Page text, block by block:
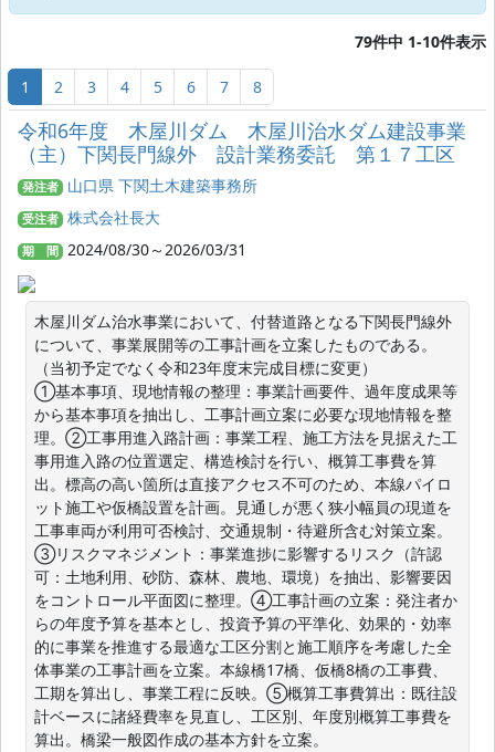
79件中 1-10件表示
1 2 3 4 5 6 7 8
令和6年度 木屋川ダム 木屋川治水ダム建設事業
（主）下関長門線外 設計業務委託 第１７工区
発注者 山口県 下関土木建築事務所
受注者 株式会社長大
期 間 2024/08/30～2026/03/31
木屋川ダム治水事業において、付替道路となる下関長門線外
について、事業展開等の工事計画を立案したものである。
（当初予定でなく令和23年度末完成目標に変更）
①基本事項、現地情報の整理：事業計画要件、過年度成果等
から基本事項を抽出し、工事計画立案に必要な現地情報を整
理。②工事用進入路計画：事業工程、施工方法を見据えた工
事用進入路の位置選定、構造検討を行い、概算工事費を算
出。標高の高い箇所は直接アクセス不可のため、本線パイロ
ット施工や仮橋設置を計画。見通しが悪く狭小幅員の現道を
工事車両が利用可否検討、交通規制・待避所含む対策立案。
③リスクマネジメント：事業進捗に影響するリスク（許認
可：土地利用、砂防、森林、農地、環境）を抽出、影響要因
をコントロール平面図に整理。④工事計画の立案：発注者か
らの年度予算を基本とし、投資予算の平準化、効果的・効率
的に事業を推進する最適な工区分割と施工順序を考慮した全
体事業の工事計画を立案。本線橋17橋、仮橋8橋の工事費、
工期を算出し、事業工程に反映。⑤概算工事費算出：既往設
計ベースに諸経費率を見直し、工区別、年度別概算工事費を
算出。橋梁一般図作成の基本方針を立案。